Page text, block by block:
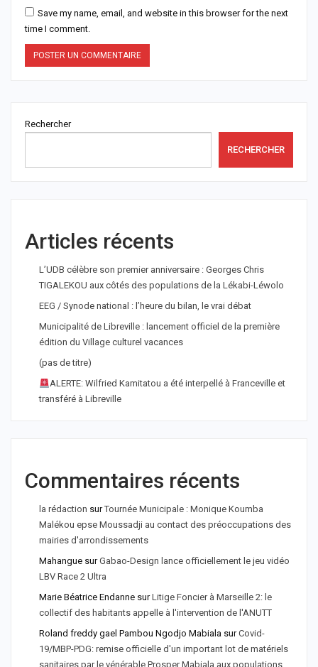
Save my name, email, and website in this browser for the next
time I comment.
Rechercher
RECHERCHER
Articles récents
L’UDB célèbre son premier anniversaire : Georges Chris
TIGALEKOU aux côtés des populations de la Lékabi-Léwolo
EEG / Synode national : l’heure du bilan, le vrai débat
Municipalité de Libreville : lancement officiel de la première
édition du Village culturel vacances
(pas de titre)
ALERTE: Wilfried Kamitatou a été interpellé à Franceville et
transféré à Libreville
Commentaires récents
la rédaction surTournée Municipale : Monique Koumba
Malékou epse Moussadji au contact des préoccupations des
mairies d'arrondissements
Mahangue surGabao-Design lance officiellement le jeu vidéo
LBV Race 2 Ultra
Marie Béatrice Endanne surLitige Foncier à Marseille 2: le
collectif des habitants appelle à l'intervention de l'ANUTT
Roland freddy gael Pambou Ngodjo Mabiala surCovid-
19/MBP-PDG: remise officielle d'un important lot de matériels
sanitaires par le vénérable Prosper Mabiala aux populations